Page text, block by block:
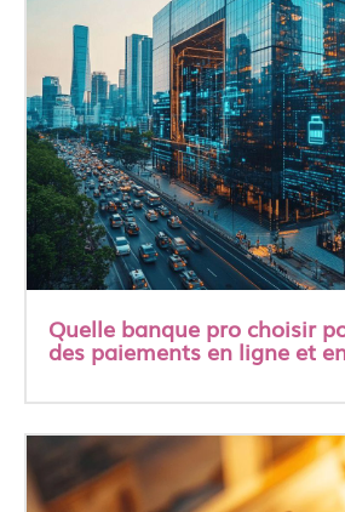
Quelle banque pro choisir
des paiements en ligne et